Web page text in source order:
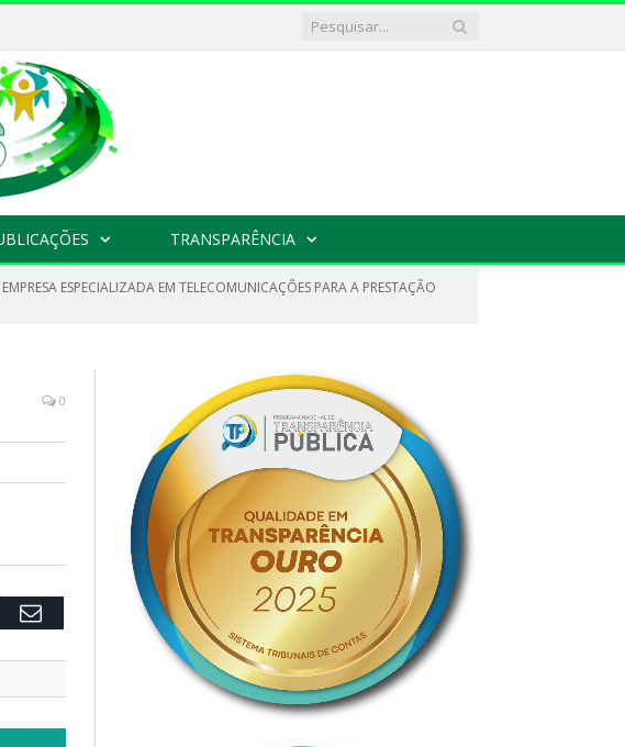
TRANSPARÊNCIA
ESPECIALIZADA EM TELECOMUNICAÇÕES PARA A PRESTAÇÃO
0
Email